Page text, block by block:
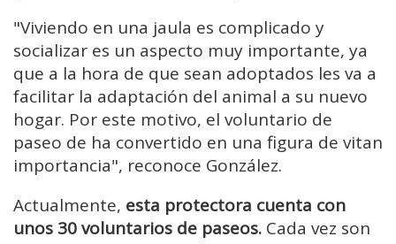
"Viviendo en una jaula es complicado y
socializar es un aspecto muy importante, ya
que a la hora de que sean adoptados les va a
facilitar la adaptación del animal a su nuevo
hogar. Por este motivo, el voluntario de
paseo de ha convertido en una figura de vitan
importancia", reconoce González.
Actualmente, esta protectora cuenta con
unos 30 voluntarios de paseos. Cada vez son